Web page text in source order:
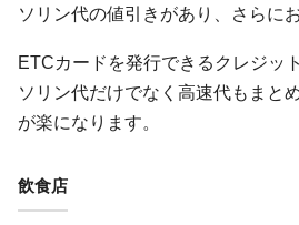
ソリン代の値引きがあり、さらに
ETCカードを発行できるクレジッ
ソリン代だけでなく高速代もまと
が楽になります。
飲食店